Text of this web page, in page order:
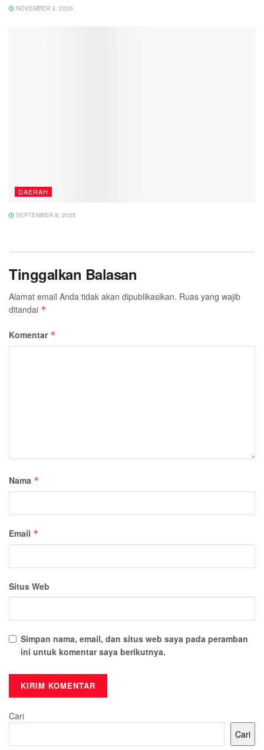
NOVEMBER 3, 2025
DAERAH
SEPTEMBER 8, 2025
Tinggalkan Balasan
Alamat email Anda tidak akan dipublikasikan. Ruas yang wajib
ditandai *
Komentar *
Nama *
Email *
Situs Web
Simpan nama, email, dan situs web saya pada peramban
ini untuk komentar saya berikutnya.
Cari
Cari